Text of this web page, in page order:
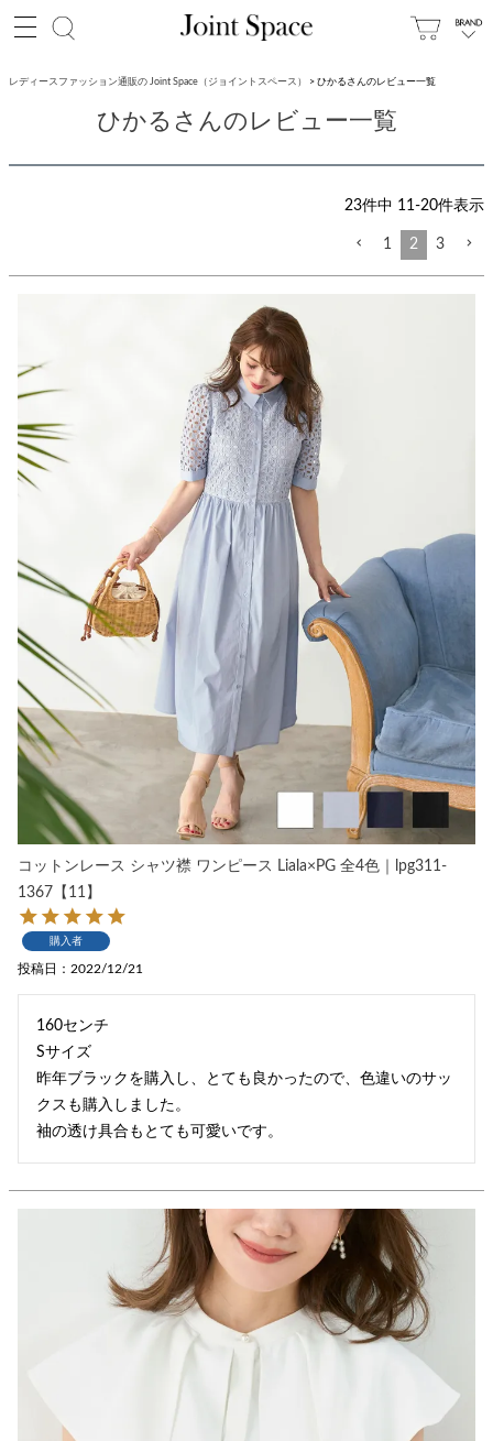
レディースファッション通販の Joint Space（ジョイントスペース） ひかるさんのレビュー一覧
ひかるさんのレビュー一覧
23件中 11-20件表示
1 2 3
コットンレース シャツ襟 ワンピース Liala×PG 全4色｜lpg311-
1367【11】
購入者
投稿日 2022/12/21
160センチ
Sサイズ
昨年ブラックを購入し、とても良かったので、色違いのサッ
クスも購入しました。
袖の透け具合もとても可愛いです。